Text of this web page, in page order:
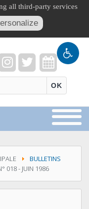
OK
BULLETINS
018 - JUIN 1986
all third-party services